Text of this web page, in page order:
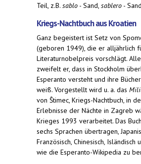
Teil, z.B. sablo - Sand, sablero -
Kriegs-Nachtbuch aus Kroatien
Ganz begeistert ist Setz von
(geboren 1949), die er alljährlich
Literaturnobelpreis vorschlägt.
zweifelt er, dass in Stockholm
Esperanto versteht und ihre
weiß. Vorgestellt wird u. a. das
von Ŝtimec, Kriegs-Nachtbuch, in
Erlebnisse der Nächte in Zagreb
Krieges 1993 verarbeitet. Das
sechs Sprachen übertragen,
Französisch, Chinesisch, Isländisch
wie die Esperanto-Wikipedia zu